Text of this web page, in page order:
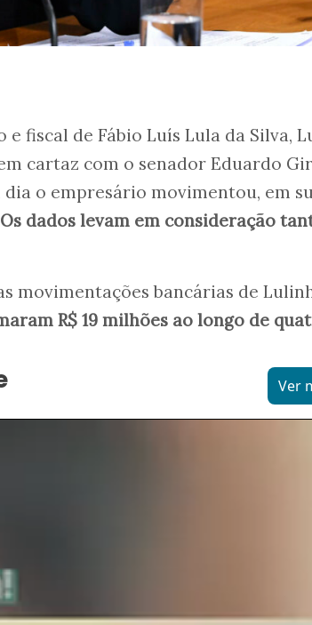
e fiscal de Fábio Luís Lula da Silva,
cartaz com o senador Eduardo
o empresário movimentou, em
Os dados levam em consideração
movimentações bancárias de
R$ 19 milhões ao longo de
Ver